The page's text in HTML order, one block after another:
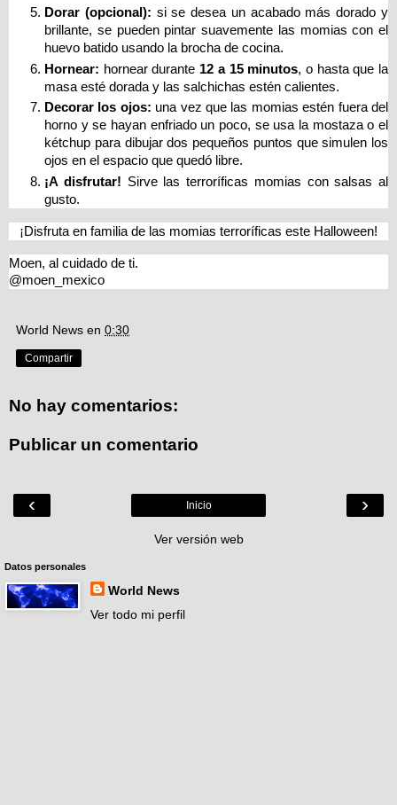
Dorar (opcional): si se desea un acabado más dorado y
brillante, se pueden pintar suavemente las momias con el
huevo batido usando la brocha de cocina.
Hornear: hornear durante 12 a 15 minutos, o hasta que la
masa esté dorada y las salchichas estén calientes.
Decorar los ojos: una vez que las momias estén fuera del
horno y se hayan enfriado un poco, se usa la mostaza o el
kétchup para dibujar dos pequeños puntos que simulen los
ojos en el espacio que quedó libre.
¡A disfrutar! Sirve las terroríficas momias con salsas al
gusto.
¡Disfruta en familia de las momias terroríficas este Halloween!
Moen, al cuidado de ti.
@moen_mexico
World News en 0:30
Compartir
No hay comentarios:
Publicar un comentario
‹ ›
Inicio
Ver versión web
Datos personales
World News
Ver todo mi perfil